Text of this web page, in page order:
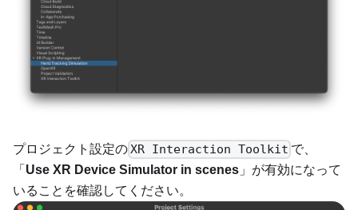
プロジェクト設定のXR Interaction Toolkit で、
「 Use XR Device Simulator in scenes 」が有効になって
いることを確認してください。